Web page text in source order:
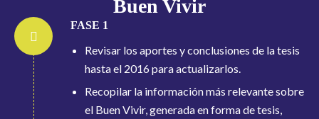
Buen Vivir
FASE 1
Revisar los aportes y conclusiones de la tesis
hasta el 2016 para actualizarlos.
Recopilar la información más relevante sobre
el Buen Vivir, generada en forma de tesis,